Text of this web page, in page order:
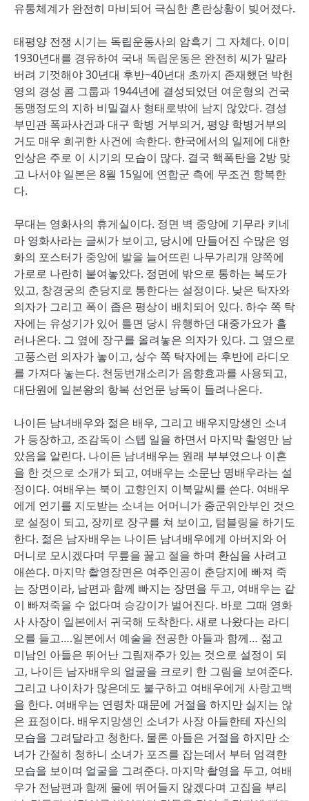
유통체계가 완전히 마비되어 극심한 혼란상황이 빚어졌다.
태평양 전쟁 시기는 독립운동사의 암흑기 그 자체다. 이미
1930년대를 경유하여 국내 독립운동은 완전히 씨가 말라
버려 기껏해야 30년대 후반~40년대 초까지 존재했던 박헌
영의 경성 콤 그룹과 1944년에 결성되었던 여운형의 건국
동맹정도의 지하 비밀결사 형태로밖에 남지 않았다. 경성
부민관 폭파사건과 대구 학병 거부의거, 평양 학병거부의
거도 매우 희귀한 사건에 속한다. 한국에서의 일제에 대한
인상은 주로 이 시기의 모습이 많다. 결국 핵폭탄을 2방 맞
고 나서야 일본은 8월 15일에 연합군 측에 무조건 항복한
다.
무대는 영화사의 휴게실이다. 정면 벽 중앙에 기무라 키네
마 영화사라는 글씨가 보이고, 당시에 만들어진 수많은 영
화의 포스터가 중앙에 발을 늘어뜨린 나무가리개 양쪽에
가로로 나란히 붙여놓았다. 정면에 밖으로 통하는 복도가
있고, 창경궁의 춘당지로 통한다는 설정이다. 낮은 탁자와
의자가 그리고 폭이 좁은 평상이 배치되어 있다. 하수 쪽 탁
자에는 유성기가 있어 틀면 당시 유행하던 대중가요가 흘
러나온다. 그 옆에 장구를 올려놓은 의자가 있다. 그 옆으로
고풍스런 의자가 놓이고, 상수 쪽 탁자에는 후반에 라디오
를 가져다 놓는다. 천둥번개소리가 음향효과를 사용되고,
대단원에 일본왕의 항복 선언문 낭독이 들려나온다.
나이든 남녀배우와 젊은 배우, 그리고 배우지망생인 소녀
가 등장하고, 조감독이 스텝 일을 하면서 마지막 촬영만 남
았음을 알린다. 나이든 남녀배우는 원래 부부였으나 이혼
을 한 것으로 소개가 되고, 여배우는 소문난 명배우라는 설
정이다. 여배우는 북이 고향인지 이북말씨를 쓴다. 여배우
에게 연기를 지도받는 소녀는 어머니가 종군위안부인 것으
로 설정이 되고, 장끼로 장구를 쳐 보이고, 텀블링을 하기도
한다. 젊은 남자배우는 나이든 남녀배우에게 아버지와 어
머니로 모시겠다며 무릎을 꿇고 절을 하며 환심을 사려고
애쓴다. 마지막 촬영장면은 여주인공이 춘당지에 빠져 죽
는 장면이라, 남편과 함께 빠지는 장면을 두고, 여배우는 같
이 빠져죽을 수 없다며 승강이가 벌어진다. 바로 그때 영화
사 사장이 일본에서 귀국해 도착한다. 새로 나왔다는 라디
오를 들고….일본에서 예술을 전공한 아들과 함께… 젊고
미남인 아들은 뛰어난 그림재주가 있는 것으로 설정이 되
고, 나이든 남자배우의 얼굴을 크로키 한 그림을 보여준다.
그리고 나이차가 많은데도 불구하고 여배우에게 사랑고백
을 한다. 여배우는 연령차 때문에 거절을 하지만 싫지는 않
은 표정이다. 배우지망생인 소녀가 사장 아들한테 자신의
모습을 그려달라고 청한다. 물론 아들은 거절을 하지만 소
녀가 간절히 청하니 소녀가 포즈를 잡는데서 부터 엄격한
모습을 보이며 얼굴을 그려준다. 마지막 촬영을 두고, 여배
우가 전남편과 함께 물에 뛰어들지 않겠다며 고집을 부리